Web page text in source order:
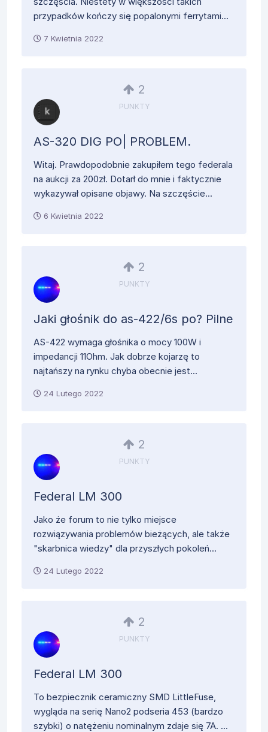
przypadków kończy się popalonymi ferrytami...
7 Kwietnia 2022
2
PUNKTY
AS-320 DIG PO| PROBLEM.
Witaj. Prawdopodobnie zakupiłem tego federala
na aukcji za 200zł. Dotarł do mnie i faktycznie
wykazywał opisane objawy. Na szczęście...
6 Kwietnia 2022
2
PUNKTY
Jaki głośnik do as-422/6s po? Pilne
AS-422 wymaga głośnika o mocy 100W i
impedancji 11Ohm. Jak dobrze kojarzę to
najtańszy na rynku chyba obecnie jest...
24 Lutego 2022
2
PUNKTY
Federal LM 300
Jako że forum to nie tylko miejsce
rozwiązywania problemów bieżących, ale także
"skarbnica wiedzy" dla przyszłych pokoleń...
24 Lutego 2022
2
PUNKTY
Federal LM 300
To bezpiecznik ceramiczny SMD LittleFuse,
wygląda na serię Nano2 podseria 453 (bardzo
szybki) o natężeniu nominalnym zdaje się 7A. ...